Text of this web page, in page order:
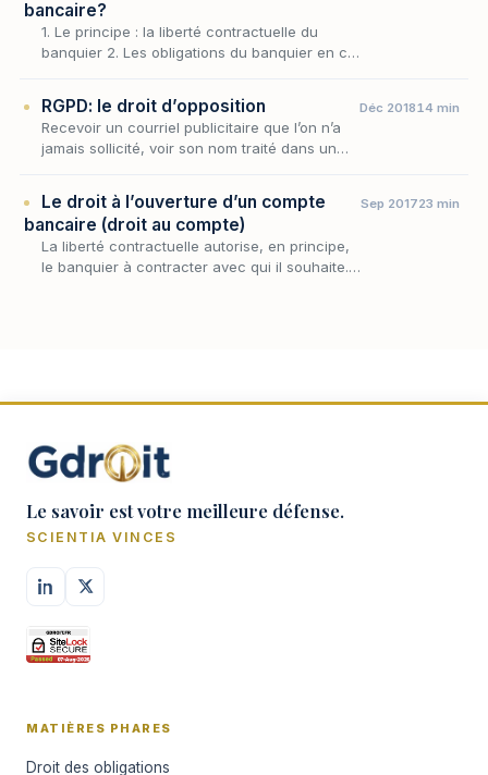
bancaire?
1. Le principe : la liberté contractuelle du
banquier 2. Les obligations du banquier en cas
RGPD: le droit d’opposition
Recevoir un courriel publicitaire que l’on n’a
jamais sollicité, voir son nom traité dans un
Déc 201814 min
Le droit à l’ouverture d’un compte
bancaire (droit au compte)
La liberté contractuelle autorise, en principe,
le banquier à contracter avec qui il souhaite.
Sep 201723 min
Le savoir est votre meilleure défense.
SCIENTIA VINCES
MATIÈRES PHARES
Droit des obligations